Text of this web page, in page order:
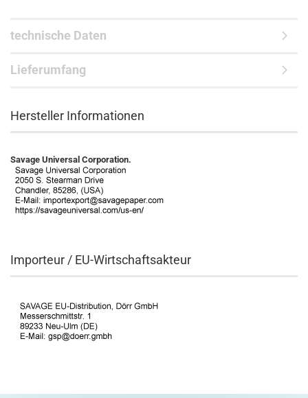
technische Daten
Lieferumfang
Hersteller Informationen
Savage Universal Corporation.
Importeur / EU-Wirtschaftsakteur